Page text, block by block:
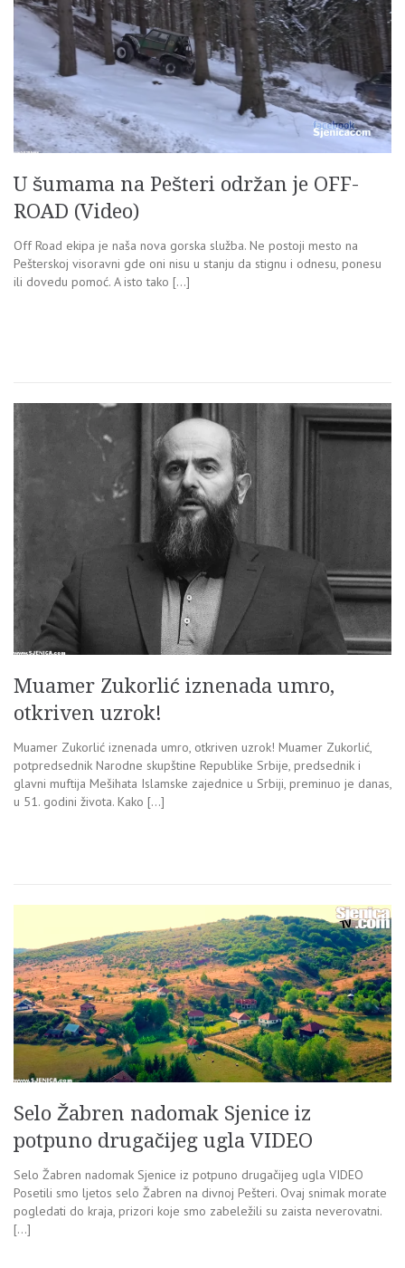
U šumama na Pešteri održan je OFF-
ROAD (Video)
Off Road ekipa je naša nova gorska služba. Ne postoji mesto na
Pešterskoj visoravni gde oni nisu u stanju da stignu i odnesu, ponesu
ili dovedu pomoć. A isto tako […]
Muamer Zukorlić iznenada umro,
otkriven uzrok!
Muamer Zukorlić iznenada umro, otkriven uzrok! Muamer Zukorlić,
potpredsednik Narodne skupštine Republike Srbije, predsednik i
glavni muftija Mešihata Islamske zajednice u Srbiji, preminuo je danas,
u 51. godini života. Kako […]
Selo Žabren nadomak Sjenice iz
potpuno drugačijeg ugla VIDEO
Selo Žabren nadomak Sjenice iz potpuno drugačijeg ugla VIDEO
Posetili smo ljetos selo Žabren na divnoj Pešteri. Ovaj snimak morate
pogledati do kraja, prizori koje smo zabeležili su zaista neverovatni.
[…]